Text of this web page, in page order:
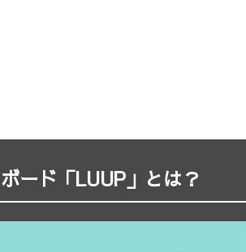
ード「LUUP」とは？